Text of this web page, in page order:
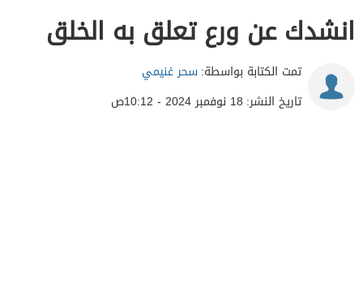
انشدك عن ورع تعلق به الخلق
تمت الكتابة بواسطة:سحر غنيمي
تاريخ النشر: 18 نوفمبر 2024 - 10:12ص